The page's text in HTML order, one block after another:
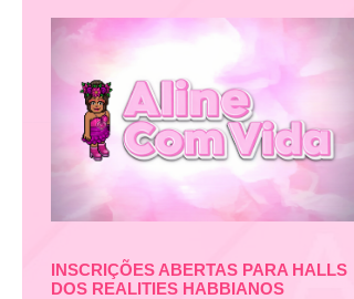
INSCRIÇÕES ABERTAS PARA HALLS
DOS REALITIES HABBIANOS